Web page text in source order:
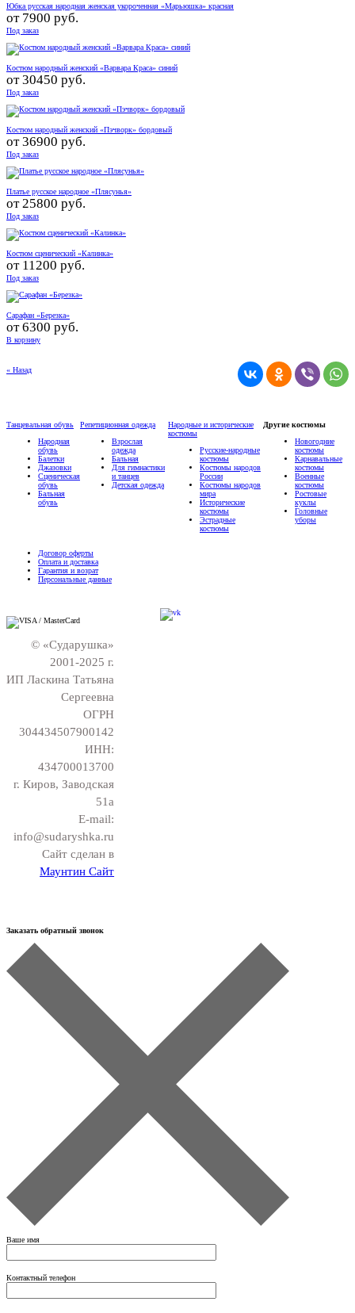
Юбка русская народная женская укороченная «Марьюшка» красная
от 7900 руб.
Под заказ
Костюм народный женский «Варвара Краса» синий
от30450 руб.
Под заказ
Костюм народный женский «Пэчворк» бордовый
от36900 руб.
Под заказ
Платье русское народное «Плясунья»
от 25800 руб.
Под заказ
Костюм сценический «Калинка»
от 11200 руб.
Под заказ
Сарафан «Березка»
от6300 руб.
В корзину
« Назад
Танцевальная обувь
Народная
обувь
Балетки
Джазовки
Сценическая
обувь
Бальная
обувь
Репетиционная одежда
Взрослая
одежда
Бальная
Для гимнастики
и танцев
Детская одежда
Народные и исторические
костюмы
Русские-народные
костюмы
Костюмы народов
России
Костюмы народов
мира
Исторические
костюмы
Эстрадные
костюмы
Другие костюмы
Новогодние
костюмы
Карнавальные
костюмы
Военные
костюмы
Ростовые
куклы
Головные
уборы
Договор оферты
Оплата и доставка
Гарантия и возрат
Персональные данные
© «Сударушка»
2001-2025 г.
ИП Ласкина Татьяна
Сергеевна
ОГРН
304434507900142
ИНН:
434700013700
г. Киров, Заводская
51а
E-mail:
info@sudaryshka.ru
Сайт сделан в
Маунтин Сайт
Заказать обратный звонок
Ваше имя
Контактный телефон